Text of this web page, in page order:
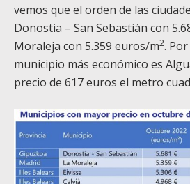
vemos que el orden de las
Donostia – San Sebastián con
Moraleja con 5.359 euros/m2.
municipio más económico es
precio de 617 euros el metro